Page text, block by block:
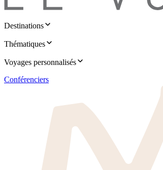
Destinations
Thématiques
Voyages personnalisés
Conférenciers